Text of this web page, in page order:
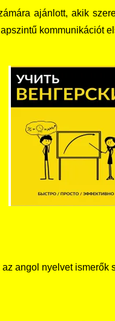
ajánlott, akik
kommunikációt
angol nyelvet ismerők